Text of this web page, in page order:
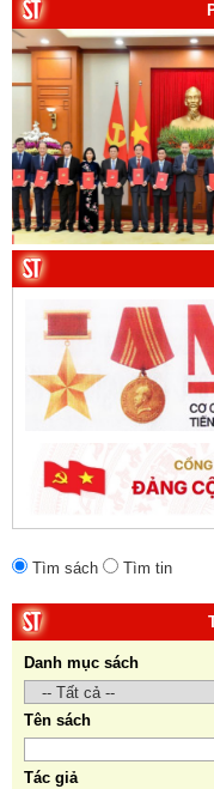
Tác giả: Thượng
biên).
8. Hà Nội - Thành
từng khoảnh khắc
thể tác giả.
9. Đường Hồ Chí
của dân tộc Việt
(Viện Lịch sử Đảng).
10. Một vành đai,
Trung Quốc đến
giả:Michael H.
Daugherty (Đồng tác
Tìm sách Tìm tin
Danh mục sách
Tên sách
Tác giả